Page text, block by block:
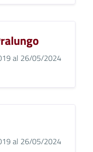
al 26/05/2024
al 26/05/2024